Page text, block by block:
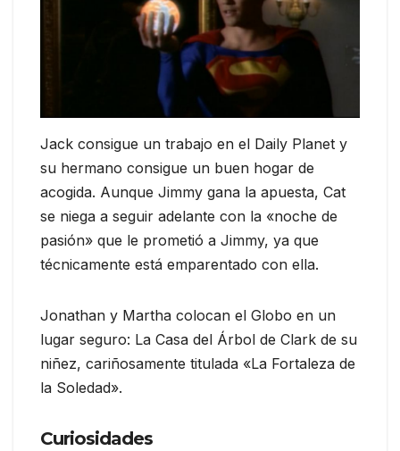
Jack consigue un trabajo en el Daily Planet y
su hermano consigue un buen hogar de
acogida. Aunque Jimmy gana la apuesta, Cat
se niega a seguir adelante con la «noche de
pasión» que le prometió a Jimmy, ya que
técnicamente está emparentado con ella.
Jonathan y Martha colocan el Globo en un
lugar seguro: La Casa del Árbol de Clark de su
niñez, cariñosamente titulada «La Fortaleza de
la Soledad».
Curiosidades